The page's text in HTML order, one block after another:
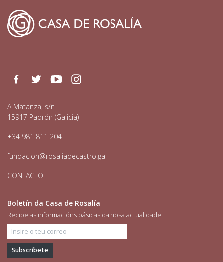
FacebookTwitterYoutubeInstagram
A Matanza, s/n
15917 Padrón (Galicia)
+34 981 811 204
fundacion@rosaliadecastro.gal
CONTACTO
Boletín da Casa de Rosalía
Recibe as informacións básicas da nosa actualidade.
Insire o teu correo